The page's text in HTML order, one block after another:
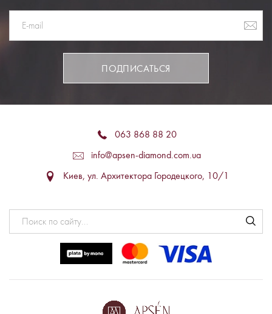
ПОДПИСАТЬСЯ
063 868 88 20
info@apsen-diamond.com.ua
Киев, ул. Архитектора Городецкого, 10/1